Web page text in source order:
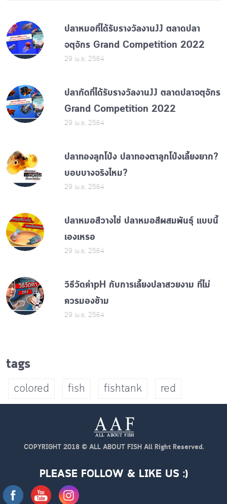
ปลาหมอที่ได้รับรางวัลงานJJ ตลาดปลา
จตุจักร Grand Competition 2022
29 เม.ย. 2564
ปลากัดที่ได้รับรางวัลงานJJ ตลาดปลาจตุจักร
Grand Competition 2022
29 เม.ย. 2564
ปลาทองลูกโป่ง ปลาทองตาลูกโป่งเลี้ยงยาก?
บอบบางจริงไหม?
29 เม.ย. 2564
ปลาหมอสีวางไข่ ปลาหมอสีผสมพันธุ์ แบบนี้
เองเหรอ
29 เม.ย. 2564
วิธีวัดค่าpH กับการเลี้ยงปลาสวยงาม ที่ไม่
ควรมองข้าม
29 เม.ย. 2564
tags
colored fish fishtank red
COPYRIGHT 2018 © ALL ABOUT FISH All Right Reserved.
PLEASE FOLLOW & LIKE US :)